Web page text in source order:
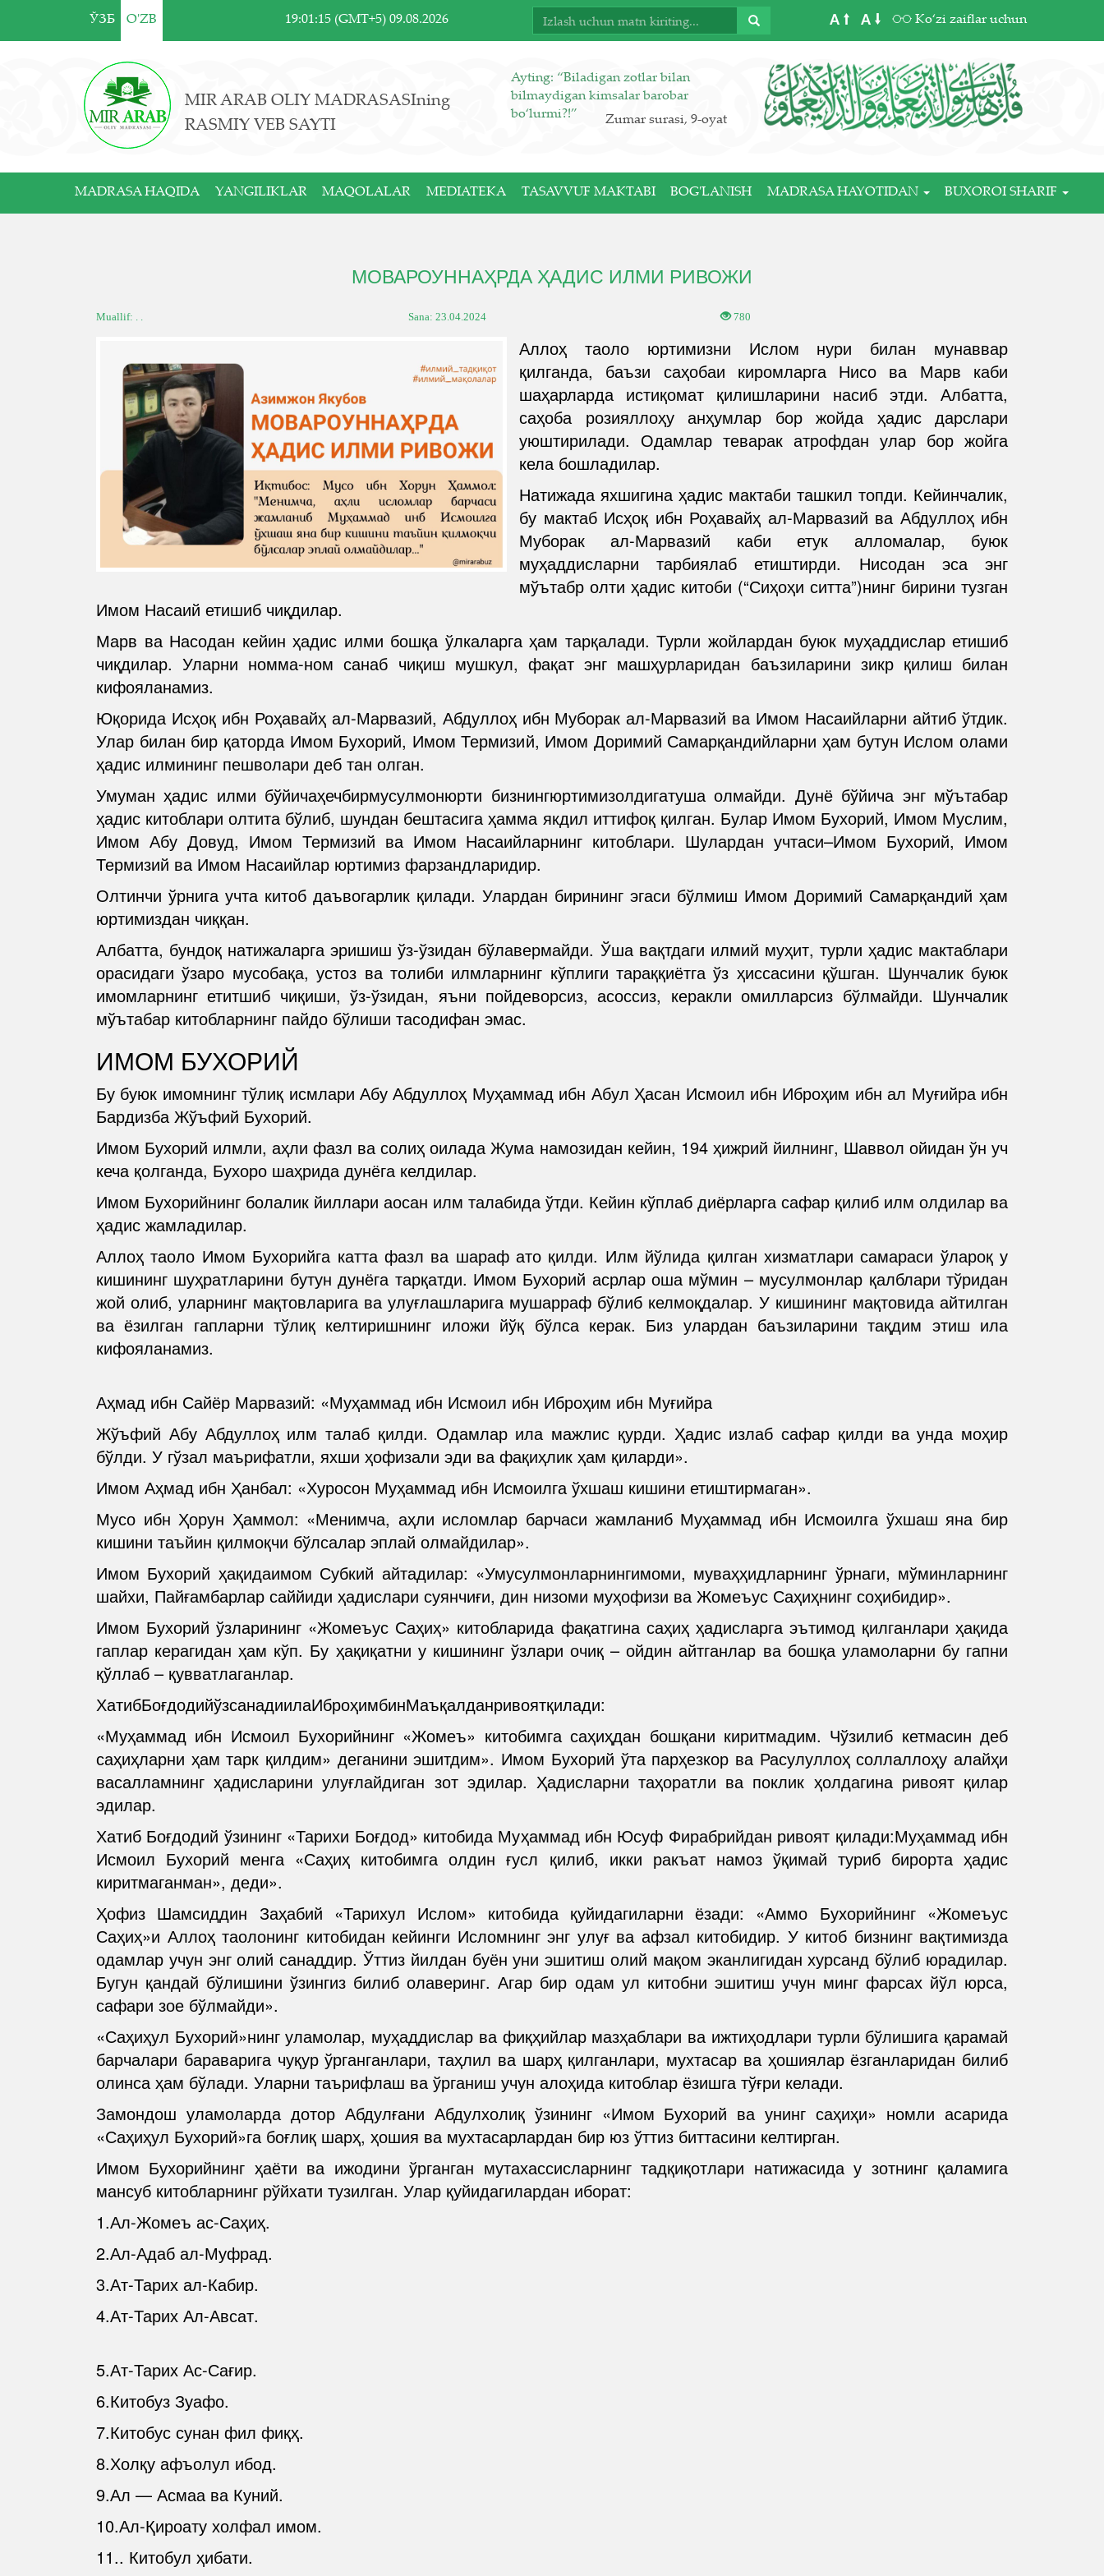
ЎЗБ O'ZB 19:01:15 (GMT+5) 09.08.2026 A A Ko‘zi zaiflar uchun
MIR ARAB OLIY MADRASASIning
RASMIY VEB SAYTI
Ayting: “Biladigan zotlar bilan
bilmaydigan kimsalar barobar
bo‘lurmi?!”
Zumar surasi, 9-oyat
MADRASA HAQIDA YANGILIKLAR MAQOLALAR MEDIATEKA TASAVVUF MAKTABI BOG'LANISH MADRASA HAYOTIDAN BUXOROI SHARIF
МОВАРОУННАҲРДА ҲАДИС ИЛМИ РИВОЖИ
Muallif: . . Sana: 23.04.2024 780
Аллоҳ таоло юртимизни Ислом нури билан мунаввар
қилганда, баъзи саҳобаи киромларга Нисо ва Марв каби
шаҳарларда истиқомат қилишларини насиб этди. Албатта,
саҳоба розияллоҳу анҳумлар бор жойда ҳадис дарслари
уюштирилади. Одамлар теварак атрофдан улар бор жойга
кела бошладилар.
Натижада яхшигина ҳадис мактаби ташкил топди. Кейинчалик,
бу мактаб Исҳоқ ибн Роҳавайҳ ал-Марвазий ва Абдуллоҳ ибн
Муборак ал-Марвазий каби етук алломалар, буюк
муҳаддисларни тарбиялаб етиштирди. Нисодан эса энг
мўътабр олти ҳадис китоби (“Сиҳоҳи ситта”)нинг бирини тузган
Имом Насаий етишиб чиқдилар.
Марв ва Насодан кейин ҳадис илми бошқа ўлкаларга ҳам тарқалади. Турли жойлардан буюк муҳаддислар етишиб
чиқдилар. Уларни номма-ном санаб чиқиш мушкул, фақат энг машҳурларидан баъзиларини зикр қилиш билан
кифояланамиз.
Юқорида Исҳоқ ибн Роҳавайҳ ал-Марвазий, Абдуллоҳ ибн Муборак ал-Марвазий ва Имом Насаийларни айтиб ўтдик.
Улар билан бир қаторда Имом Бухорий, Имом Термизий, Имом Доримий Самарқандийларни ҳам бутун Ислом олами
ҳадис илмининг пешволари деб тан олган.
Умуман ҳадис илми бўйичаҳечбирмусулмонюрти бизнингюртимизолдигатуша олмайди. Дунё бўйича энг мўътабар
ҳадис китоблари олтита бўлиб, шундан бештасига ҳамма якдил иттифоқ қилган. Булар Имом Бухорий, Имом Муслим,
Имом Абу Довуд, Имом Термизий ва Имом Насаийларнинг китоблари. Шулардан учтаси–Имом Бухорий, Имом
Термизий ва Имом Насаийлар юртимиз фарзандларидир.
Олтинчи ўрнига учта китоб даъвогарлик қилади. Улардан бирининг эгаси бўлмиш Имом Доримий Самарқандий ҳам
юртимиздан чиққан.
Албатта, бундоқ натижаларга эришиш ўз-ўзидан бўлавермайди. Ўша вақтдаги илмий муҳит, турли ҳадис мактаблари
орасидаги ўзаро мусобақа, устоз ва толиби илмларнинг кўплиги тараққиётга ўз ҳиссасини қўшган. Шунчалик буюк
имомларнинг етитшиб чиқиши, ўз-ўзидан, яъни пойдеворсиз, асоссиз, керакли омилларсиз бўлмайди. Шунчалик
мўътабар китобларнинг пайдо бўлиши тасодифан эмас.
ИМОМ БУХОРИЙ
Бу буюк имомнинг тўлиқ исмлари Абу Абдуллоҳ Муҳаммад ибн Абул Ҳасан Исмоил ибн Иброҳим ибн ал Муғийра ибн
Бардизба Жўъфий Бухорий.
Имом Бухорий илмли, аҳли фазл ва солиҳ оилада Жума намозидан кейин, 194 ҳижрий йилнинг, Шаввол ойидан ўн уч
кеча қолганда, Бухоро шаҳрида дунёга келдилар.
Имом Бухорийнинг болалик йиллари аосан илм талабида ўтди. Кейин кўплаб диёрларга сафар қилиб илм олдилар ва
ҳадис жамладилар.
Аллоҳ таоло Имом Бухорийга катта фазл ва шараф ато қилди. Илм йўлида қилган хизматлари самараси ўлароқ у
кишининг шуҳратларини бутун дунёга тарқатди. Имом Бухорий асрлар оша мўмин – мусулмонлар қалблари тўридан
жой олиб, уларнинг мақтовларига ва улуғлашларига мушарраф бўлиб келмоқдалар. У кишининг мақтовида айтилган
ва ёзилган гапларни тўлиқ келтиришнинг иложи йўқ бўлса керак. Биз улардан баъзиларини тақдим этиш ила
кифояланамиз.
Аҳмад ибн Сайёр Марвазий: «Муҳаммад ибн Исмоил ибн Иброҳим ибн Муғийра
Жўъфий Абу Абдуллоҳ илм талаб қилди. Одамлар ила мажлис қурди. Ҳадис излаб сафар қилди ва унда моҳир
бўлди. У гўзал маърифатли, яхши ҳофизали эди ва фақиҳлик ҳам қиларди».
Имом Аҳмад ибн Ҳанбал: «Хуросон Муҳаммад ибн Исмоилга ўхшаш кишини етиштирмаган».
Мусо ибн Ҳорун Ҳаммол: «Менимча, аҳли исломлар барчаси жамланиб Муҳаммад ибн Исмоилга ўхшаш яна бир
кишини таъйин қилмоқчи бўлсалар эплай олмайдилар».
Имом Бухорий ҳақидаимом Субкий айтадилар: «Умусулмонларнингимоми, муваҳҳидларнинг ўрнаги, мўминларнинг
шайхи, Пайғамбарлар саййиди ҳадислари суянчиғи, дин низоми муҳофизи ва Жомеъус Саҳиҳнинг соҳибидир».
Имом Бухорий ўзларининг «Жомеъус Саҳиҳ» китобларида фақатгина саҳиҳ ҳадисларга эътимод қилганлари ҳақида
гаплар керагидан ҳам кўп. Бу ҳақиқатни у кишининг ўзлари очиқ – ойдин айтганлар ва бошқа уламоларни бу гапни
қўллаб – қувватлаганлар.
ХатибБоғдодийўзсанадиилаИброҳимбинМаъқалданривоятқилади:
«Муҳаммад ибн Исмоил Бухорийнинг «Жомеъ» китобимга саҳиҳдан бошқани киритмадим. Чўзилиб кетмасин деб
саҳиҳларни ҳам тарк қилдим» деганини эшитдим». Имом Бухорий ўта парҳезкор ва Расулуллоҳ соллаллоҳу алайҳи
васалламнинг ҳадисларини улуғлайдиган зот эдилар. Ҳадисларни таҳоратли ва поклик ҳолдагина ривоят қилар
эдилар.
Хатиб Боғдодий ўзининг «Тарихи Боғдод» китобида Муҳаммад ибн Юсуф Фирабрийдан ривоят қилади:Муҳаммад ибн
Исмоил Бухорий менга «Саҳиҳ китобимга олдин ғусл қилиб, икки ракъат намоз ўқимай туриб бирорта ҳадис
киритмаганман», деди».
Ҳофиз Шамсиддин Заҳабий «Тарихул Ислом» китобида қуйидагиларни ёзади: «Аммо Бухорийнинг «Жомеъус
Саҳиҳ»и Аллоҳ таолонинг китобидан кейинги Исломнинг энг улуғ ва афзал китобидир. У китоб бизнинг вақтимизда
одамлар учун энг олий санаддир. Ўттиз йилдан буён уни эшитиш олий мақом эканлигидан хурсанд бўлиб юрадилар.
Бугун қандай бўлишини ўзингиз билиб олаверинг. Агар бир одам ул китобни эшитиш учун минг фарсах йўл юрса,
сафари зое бўлмайди».
«Саҳиҳул Бухорий»нинг уламолар, муҳаддислар ва фиқҳийлар мазҳаблари ва ижтиҳодлари турли бўлишига қарамай
барчалари бараварига чуқур ўрганганлари, таҳлил ва шарҳ қилганлари, мухтасар ва ҳошиялар ёзганларидан билиб
олинса ҳам бўлади. Уларни таърифлаш ва ўрганиш учун алоҳида китоблар ёзишга тўғри келади.
Замондош уламоларда дотор Абдулғани Абдулхолиқ ўзининг «Имом Бухорий ва унинг саҳиҳи» номли асарида
«Саҳиҳул Бухорий»га боғлиқ шарҳ, ҳошия ва мухтасарлардан бир юз ўттиз биттасини келтирган.
Имом Бухорийнинг ҳаёти ва ижодини ўрганган мутахассисларнинг тадқиқотлари натижасида у зотнинг қаламига
мансуб китобларнинг рўйхати тузилган. Улар қуйидагилардан иборат:
1.Ал-Жомеъ ас-Саҳиҳ.
2.Ал-Адаб ал-Муфрад.
3.Ат-Тарих ал-Кабир.
4.Ат-Тарих Ал-Авсат.
5.Ат-Тарих Ас-Сағир.
6.Китобуз Зуафо.
7.Китобус сунан фил фиқҳ.
8.Холқу афъолул ибод.
9.Ал — Асмаа ва Куний.
10.Ал-Қироату холфал имом.
11.. Китобул ҳибати.